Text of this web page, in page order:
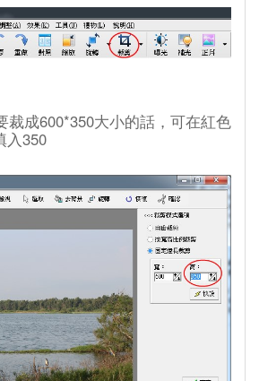
裁成600*350大小的話，可在紅色
入350